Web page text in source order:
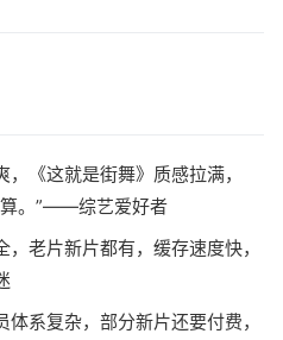
《这就是街舞》质感拉满，
。”——综艺爱好者
老片新片都有，缓存速度快，
系复杂，部分新片还要付费，